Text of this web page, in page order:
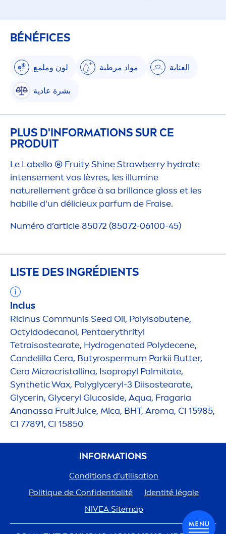
BÉNÉFICES
لون وملمع مواد مرطبة العناية
بشرة عادية
PLUS D'INFORMATIONS SUR CE
PRODUIT
Le Labello ® FruityShineStrawberry hydrate
intensement vos lèvres, les illumine
naturellement grâce à sa brillance gloss et les
habille d'un délicieux parfum de Fraise.
Numéro d’article 85072 (85072-06100-45)
LISTE DES INGRÉDIENTS
Inclus
Ricinus Communis Seed Oil, Polyisobutene,
Octyldodecanol, Pentaerythrityl
Tetraisostearate, Hydrogenated Polydecene,
Candelilla Cera, Butyrospermum Parkii Butter,
Cera Microcristallina, Isopropyl Palmitate,
Synthetic Wax, Polyglyceryl-3 Diisostearate,
Glycerin, Glyceryl Glucoside, Aqua, Fragaria
Ananassa Fruit Juice, Mica, BHT, Aroma, CI 15985,
CI 77891, CI 15850
INFORMATIONS
Conditions d’utilisation
Politique de Confidentialité
Identité légale
NIVEASitemap